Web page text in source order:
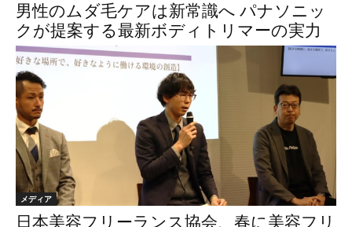
男性のムダ毛ケアは新常識へ パナソニッ
クが提案する最新ボディトリマーの実力
メディア
日本美容フリーランス協会、春に美容フリ